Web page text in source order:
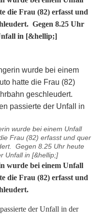
die Frau (82) erfasst und
Gegen 8.25 Uhr
in [&hellip;]
wurde bei einem Unfall
Frau (82) erfasst und quer
Gegen 8.25 Uhr heute
Unfall in [&hellip;]
wurde bei einem Unfall
die Frau (82) erfasst und
der Unfall in der